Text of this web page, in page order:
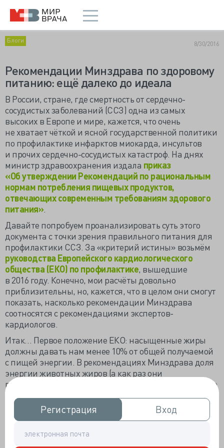
Регистрация
Регистрация Вход
Вход
Блоги 8/30/2016
Рекомендации Минздрава по здоровому
питанию: ещё далеко до идеала
В России, стране, где смертность от сердечно-
сосудистых заболеваний (ССЗ) одна из самых
высоких в Европе и мире, кажется, что очень
не хватает чёткой и ясной государственной политики
по профилактике инфарктов миокарда, инсультов
и прочих сердечно-сосудистых катастроф. На днях
министр здравоохранения издала приказ
«Об утверждении Рекомендаций по рациональным
нормам потребления пищевых продуктов,
отвечающих современным требованиям здорового
питания».
Давайте попробуем проанализировать суть этого
документа с точки зрения правильного питания для
профилактики ССЗ. За «критерий истины» возьмём
руководства Европейского кардиологического
общества (ЕКО) по профилактике, вышедшие
в 2016 году. Конечно, мои расчёты довольно
приблизительны, но, кажется, что в целом они смогут
показать, насколько рекомендации Минздрава
соотносятся с рекомендациями экспертов-
кардиологов.
Итак… Первое положение ЕКО: насыщенные жиры
должны давать нам менее 10% от общей получаемой
с пищей энергии. В рекомендациях Минздрава доля
энергии животных жиров (а как раз они
преимущественно состоят из насыщенных) несколько
больше и составляет примерно 12-13%. Второе
положение ЕКО: менее 5 гр поваренной соли в день.
В рекомендациях Минздрава указано, что в среднем
больше допустимого — почти 11 гр в сутки.